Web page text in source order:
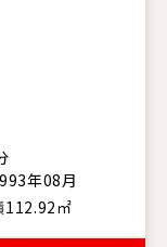
年08月
112.92㎡